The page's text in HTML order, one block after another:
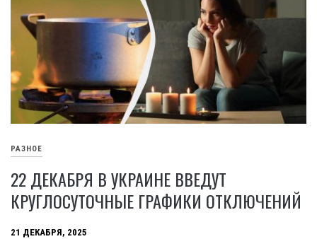
РАЗНОЕ
22 ДЕКАБРЯ В УКРАИНЕ ВВЕДУТ
КРУГЛОСУТОЧНЫЕ ГРАФИКИ ОТКЛЮЧЕНИЙ
21 ДЕКАБРЯ, 2025